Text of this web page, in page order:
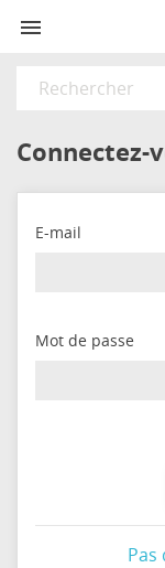

Connectez-
E-mail
Mot de passe
Pas